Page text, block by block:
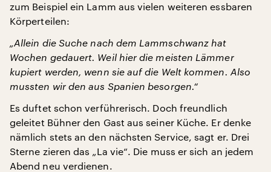
zum Beispiel ein Lamm aus vielen weiteren essbaren
Körperteilen:
„Allein die Suche nach dem Lammschwanz hat
Wochen gedauert. Weil hier die meisten Lämmer
kupiert werden, wenn sie auf die Welt kommen. Also
mussten wir den aus Spanien besorgen.“
Es duftet schon verführerisch. Doch freundlich
geleitet Bühner den Gast aus seiner Küche. Er denke
nämlich stets an den nächsten Service, sagt er. Drei
Sterne zieren das „La vie“. Die muss er sich an jedem
Abend neu verdienen.